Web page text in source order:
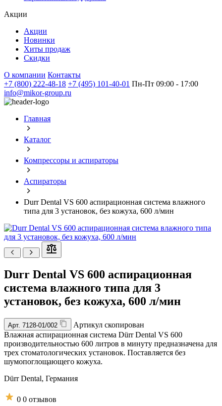
Акции
Акции
Новинки
Хиты продаж
Скидки
О компании Контакты
+7 (800) 222-48-18 +7 (495) 101-40-01 Пн-Пт 09:00 - 17:00
info@mikor-group.ru
Главная
Каталог
Компрессоры и аспираторы
Аспираторы
Durr Dental VS 600 аспирационная система влажного
типа для 3 установок, без кожуха, 600 л/мин
Durr Dental VS 600 аспирационная
система влажного типа для 3
установок, без кожуха, 600 л/мин
Арт. 7128-01/002
Артикул скопирован
Влажная аспирационная система Dürr Dental VS 600
производительностью 600 литров в минуту предназначена для
трех стоматологических установок. Поставляется без
шумопоглощающего кожуха.
Dürr Dental, Германия
0 0 отзывов